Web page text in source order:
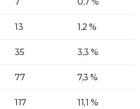
13 1,2 %
35 3,3 %
77 7,3 %
117 11,1 %